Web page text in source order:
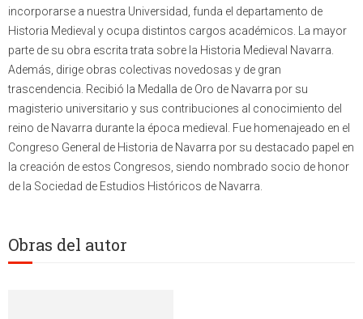
incorporarse a nuestra Universidad, funda el departamento de
Historia Medieval y ocupa distintos cargos académicos. La mayor
parte de su obra escrita trata sobre la Historia Medieval Navarra.
Además, dirige obras colectivas novedosas y de gran
trascendencia. Recibió la Medalla de Oro de Navarra por su
magisterio universitario y sus contribuciones al conocimiento del
reino de Navarra durante la época medieval. Fue homenajeado en el
Congreso General de Historia de Navarra por su destacado papel en
la creación de estos Congresos, siendo nombrado socio de honor
de la Sociedad de Estudios Históricos de Navarra.
Obras del autor